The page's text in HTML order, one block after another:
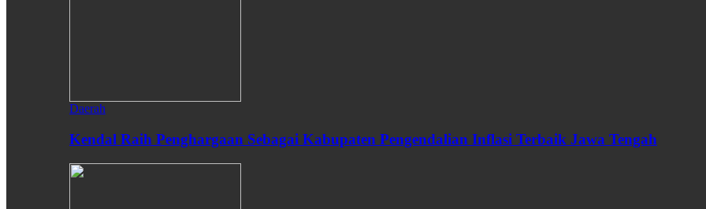
Daerah
Kendal Raih Penghargaan Sebagai Kabupaten Pengendalian Inflasi Terbaik Jawa Tengah